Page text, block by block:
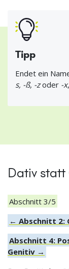
Tipp
Endet ein
s, -ß, -zoder -x
Dativ
Abschnitt 3/5
← Abschnitt 2:
Abschnitt 4:
Genitiv →